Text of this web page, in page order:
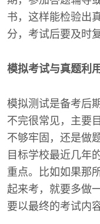
书，这样能检验出
分，考试后要及时
模拟考试与真题利用
模拟测试是备考后
不完很常见，主要
不够牢固，还是做
目标学校最近几年
重点。比如如果那
起来考，就要多做
要以最终的考试内